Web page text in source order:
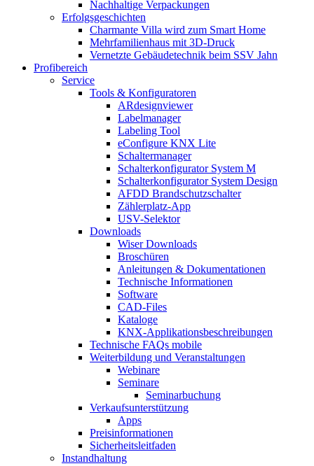
Nachhaltige Verpackungen
Erfolgsgeschichten
Charmante Villa wird zum Smart Home
Mehrfamilienhaus mit 3D-Druck
Vernetzte Gebäudetechnik beim SSV Jahn
Profibereich
Service
Tools & Konfiguratoren
ARdesignviewer
Labelmanager
Labeling Tool
eConfigure KNX Lite
Schaltermanager
Schalterkonfigurator System M
Schalterkonfigurator System Design
AFDD Brandschutzschalter
Zählerplatz-App
USV-Selektor
Downloads
Wiser Downloads
Broschüren
Anleitungen & Dokumentationen
Technische Informationen
Software
CAD-Files
Kataloge
KNX-Applikationsbeschreibungen
Technische FAQs mobile
Weiterbildung und Veranstaltungen
Webinare
Seminare
Seminarbuchung
Verkaufsunterstützung
Apps
Preisinformationen
Sicherheitsleitfaden
Instandhaltung